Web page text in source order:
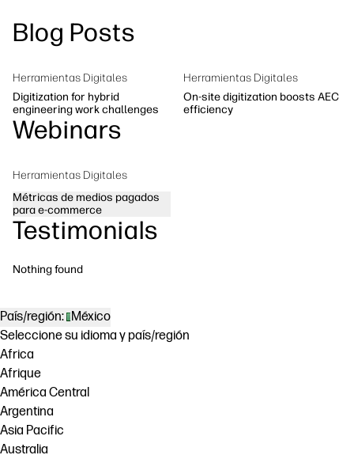
HP PrintOS
Síguenos
linkedInfacebook
twitteryoutube
Soluciones de flujo de trabajo
Blog Posts
Herramientas Digitales
Digitization for hybrid
engineering work challenges
Herramientas Digitales
On-site digitization boosts AEC
efficiency
Webinars
Herramientas Digitales
Métricas de medios pagados
para e-commerce
Testimonials
Nothing found
País/región: México
Seleccione su idioma y país/región
Africa
Afrique
América Central
Argentina
Asia Pacific
Australia